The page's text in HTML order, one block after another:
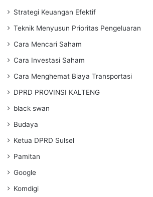
Strategi Keuangan Efektif
Teknik Menyusun Prioritas Pengeluaran
Cara Mencari Saham
Cara Investasi Saham
Cara Menghemat Biaya Transportasi
DPRD PROVINSI KALTENG
black swan
Budaya
Ketua DPRD Sulsel
Pamitan
Google
Komdigi